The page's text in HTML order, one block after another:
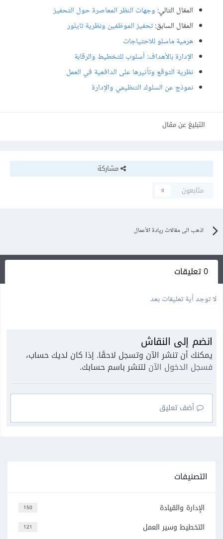
المقال التالي: وجهات النظر المعاصرة حول التحفيز
المقال السابق:تحفيز الموظفين ونظرية تايلور
هرمية ماسلو للاحتياجات
الإدارة بالأهداف: أسلوب للتخطيط والرقابة
نظرية التوقع وتأثيرها على الدافعية في العمل
نموذج عن السلوك التنظيمي والإدارة
التبليغ عن مقال
مشاركة
متابعون
0
اذهب الى مقالات ريادة الأعمال
0 تعليقات
لا توجد أية تعليقات بعد
انضم إلى النقاش
يمكنك أن تنشر الآن وتسجل لاحقًا. إذا كان لديك حساب،
فسجل الدخول الآن لتنشر باسم حسابك.
أضف تعليق
التصنيفات
150 الإدارة والقيادة
121 التخطيط وسير العمل